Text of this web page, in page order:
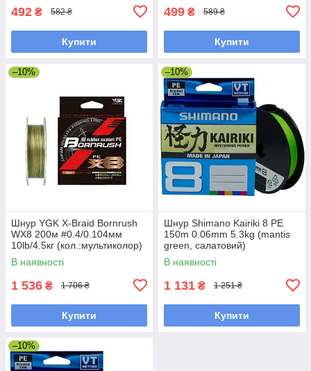
492 ₴ 582 ₴
Купити
499 ₴ 589 ₴
Купити
–10%
Шнур YGK X-Braid Bornrush
WX8 200м #0.4/0.104мм
10lb/4.5кг (кол.:мультиколор)
В наявності
1 536 ₴ 1 706 ₴
Купити
–10%
Шнур Shimano Kairiki 8 PE
150m 0.06mm 5.3kg (mantis
green, салатовий)
В наявності
1 131 ₴ 1 251 ₴
Купити
–10%